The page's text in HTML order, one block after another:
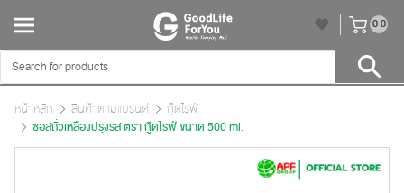
00
หน้าหลัก สินค้าตามแบรนด์
กู๊ดไรฟ์
ซอสถั่วเหลืองปรุงรส ตรา กู๊ดไรฟ์ ขนาด 500 ml.